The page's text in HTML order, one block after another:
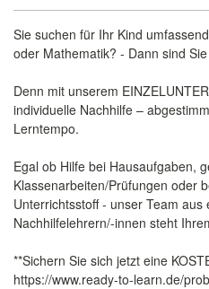
Sie suchen für Ihr Kind
oder Mathematik? - Dann sind
Denn mit unserem
individuelle Nachhilfe –
Lerntempo.
Egal ob Hilfe bei Hausaufgaben,
Klassenarbeiten/Prüfungen oder
Unterrichtsstoff - unser Team
Nachhilfelehrern/-innen steht
**Sichern Sie sich jetzt eine
https://www.ready-to-learn.de/